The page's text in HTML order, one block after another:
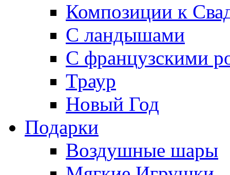
Композиции к
С ландышами
С французскими
Траур
Новый Год
Подарки
Воздушные шары